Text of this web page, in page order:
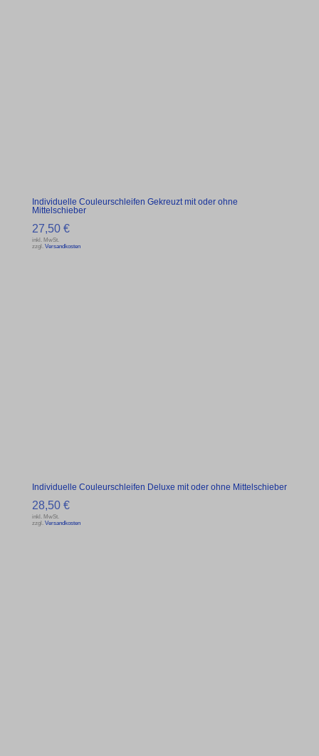
Individuelle Couleurschleifen Gekreuzt mit oder ohne
Mittelschieber
27,50 €
inkl. MwSt.
zzgl. Versandkosten
Individuelle Couleurschleifen Deluxe mit oder ohne Mittelschieber
28,50 €
inkl. MwSt.
zzgl. Versandkosten